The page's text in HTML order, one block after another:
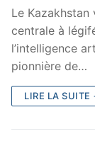
Le Kazakhstan
centrale à
l’intelligence
pionnière de…
LIRE LA SUITE